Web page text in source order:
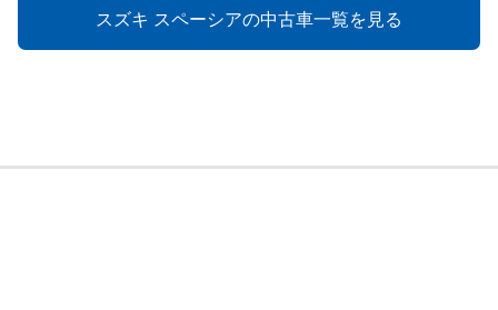
スズキ スペーシアの中古車一覧を見る